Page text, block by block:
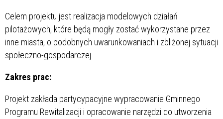
Celem projektu jest realizacja modelowych działań
pilotażowych, które będą mogły zostać wykorzystane przez
inne miasta, o podobnych uwarunkowaniach i zbliżonej sytuacji
społeczno-gospodarczej.
Zakres prac:
Projekt zakłada partycypacyjne wypracowanie Gminnego
Programu Rewitalizacji i opracowanie narzędzi do utworzenia